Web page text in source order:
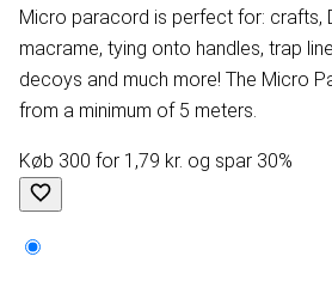
Micro paracord is perfect for: crafts,
macrame, tying onto handles, trap
decoys and much more! The Micro
from a minimum of 5 meters.
Køb 300 for 1,79 kr. og spar 30%